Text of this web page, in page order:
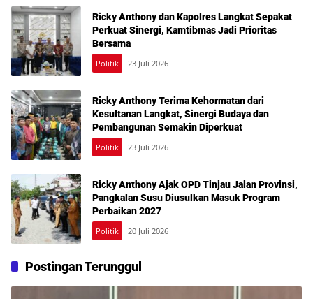
Ricky Anthony dan Kapolres Langkat Sepakat
Perkuat Sinergi, Kamtibmas Jadi Prioritas
Bersama
Politik 23 Juli 2026
Ricky Anthony Terima Kehormatan dari
Kesultanan Langkat, Sinergi Budaya dan
Pembangunan Semakin Diperkuat
Politik 23 Juli 2026
Ricky Anthony Ajak OPD Tinjau Jalan Provinsi,
Pangkalan Susu Diusulkan Masuk Program
Perbaikan 2027
Politik 20 Juli 2026
Postingan Terunggul